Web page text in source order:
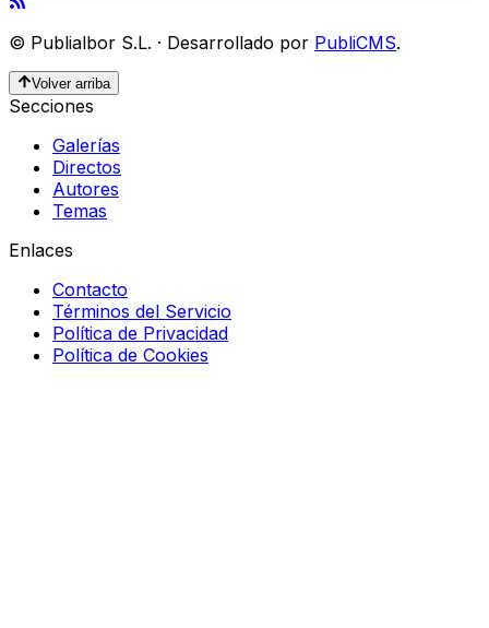
© Publialbor S.L. · Desarrollado por PubliCMS.
Volver arriba
Secciones
Galerías
Directos
Autores
Temas
Enlaces
Contacto
Términos del Servicio
Política de Privacidad
Política de Cookies